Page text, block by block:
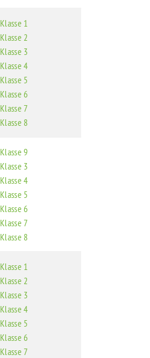
Klasse 1
Klasse 2
Klasse 3
Klasse 4
Klasse 5
Klasse 6
Klasse 7
Klasse 8
Klasse 9
Klasse 3
Klasse 4
Klasse 5
Klasse 6
Klasse 7
Klasse 8
Klasse 1
Klasse 2
Klasse 3
Klasse 4
Klasse 5
Klasse 6
Klasse 7